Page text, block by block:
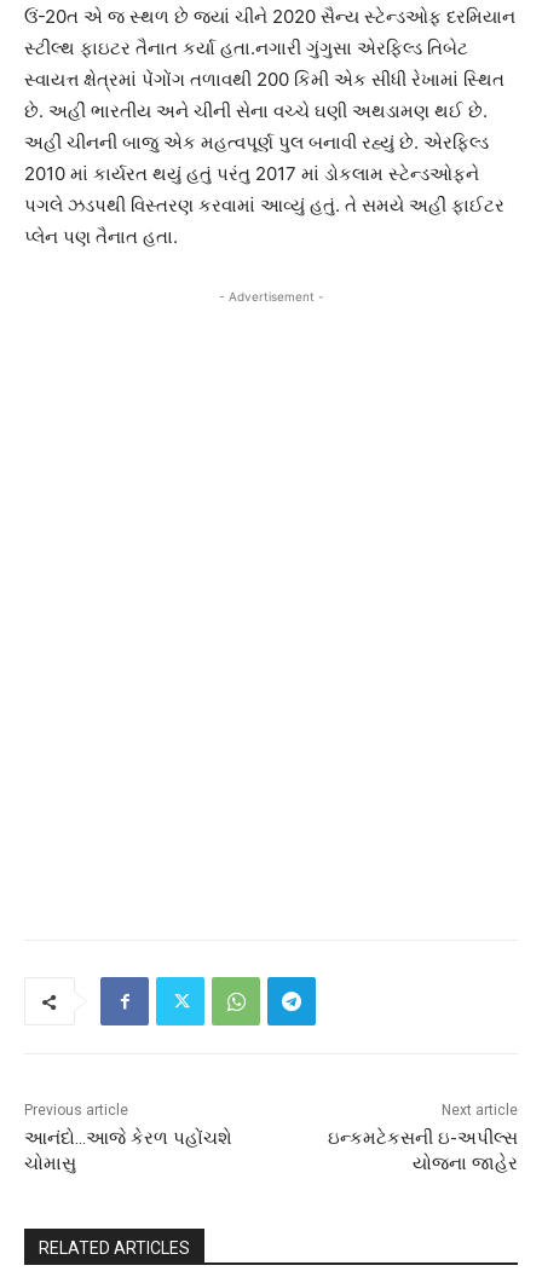
ઉં-20ત એ જ સ્થળ છે જયાં ચીને 2020 સૈન્ય સ્ટેન્ડઓફ દરમિયાન
સ્ટીલ્થ ફાઇટર તૈનાત કર્યા હતા.નગારી ગુંગુસા એરફિલ્ડ તિબેટ
સ્વાયત્ત ક્ષેત્રમાં પેંગોંગ તળાવથી 200 કિમી એક સીધી રેખામાં સ્થિત
છે. અહીં ભારતીય અને ચીની સેના વચ્ચે ઘણી અથડામણ થઈ છે.
અહીં ચીનની બાજુ એક મહત્વપૂર્ણ પુલ બનાવી રહ્યું છે. એરફિલ્ડ
2010 માં કાર્યરત થયું હતું પરંતુ 2017 માં ડોકલામ સ્ટેન્ડઓફને
પગલે ઝડપથી વિસ્તરણ કરવામાં આવ્યું હતું. તે સમયે અહીં ફાઈટર
પ્લેન પણ તૈનાત હતા.
- Advertisement -
Previous article
આનંદો…આજે કેરળ પહોંચશે
ચોમાસુ
Next article
ઇન્કમટેકસની ઇ-અપીલ્સ
યોજના જાહેર
RELATED ARTICLES